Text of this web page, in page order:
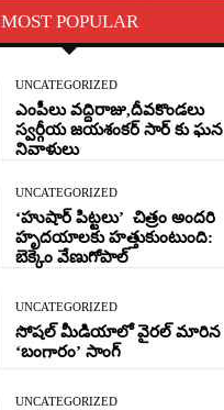
MOST POPULAR
UNCATEGORIZED
ఎంపీలు వద్దిరాజు,దీవకొండలు
స్వర్గీయ జయశంకర్ సార్ కు ఘన
నివాళులు
UNCATEGORIZED
‘హుషార్‌ పిట్టలు’ చిత్రం అందరి
హృదయాలకు హత్తుకుంటుంది:
బెక్కెం వేణుగోపాల్‌
UNCATEGORIZED
సోషల్ మీడియాలో వైరల్ మారిన
‘బంగారం’ సాంగ్
UNCATEGORIZED